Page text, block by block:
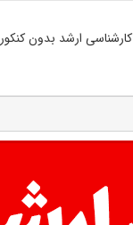
کارشناسی ارشد بدون کنکور